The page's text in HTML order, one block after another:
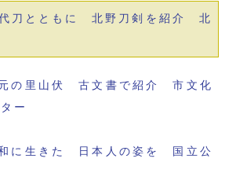
刀とともに 北野刀剣を紹介 北
の里山伏 古文書で紹介 市文化
ー
に生きた 日本人の姿を 国立公